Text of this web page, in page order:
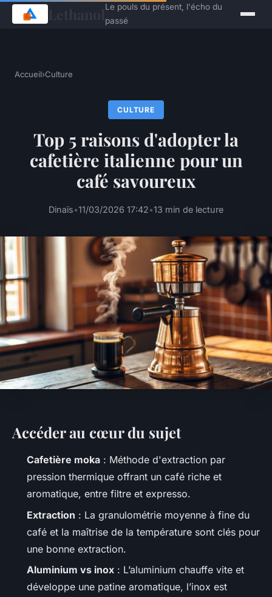
Le pouls du présent, l'écho du
passé
Accueil›Culture
CULTURE
Top 5 raisons d'adopter la
cafetière italienne pour un
café savoureux
Dinaïs•11/03/2026 17:42•13 min de lecture
Accéder au cœur du sujet
Cafetière moka : Méthode d'extraction par
pression thermique offrant un café riche et
aromatique, entre filtre et expresso.
Extraction : La granulométrie moyenne à fine du
café et la maîtrise de la température sont clés pour
une bonne extraction.
Aluminium vs inox : L’aluminium chauffe vite et
développe une patine aromatique, l’inox est